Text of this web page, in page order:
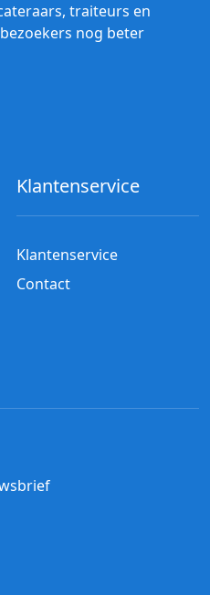
traiteurs en
nog beter
Klantenservice
Klantenservice
Contact
op Pinterest